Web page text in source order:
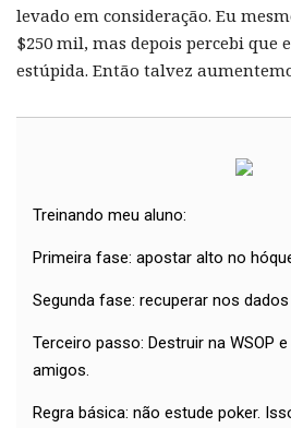
levado em consideração. Eu
$250 mil, mas depois percebi que
estúpida. Então talvez
Treinando meu aluno:
Primeira fase: apostar alto no
Segunda fase: recuperar nos dados
Terceiro passo: Destruir na WSOP
amigos.
Regra básica: não estude poker.